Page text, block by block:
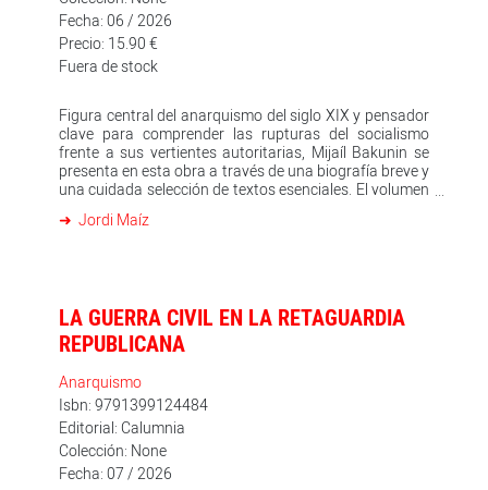
Fecha: 06 / 2026
Precio: 15.90 €
Fuera de stock
Figura central del anarquismo del siglo XIX y pensador
clave para comprender las rupturas del socialismo
frente a sus vertientes autoritarias, Mijaíl Bakunin se
presenta en esta obra a través de una biografía breve y
una cuidada selección de textos esenciales. El volumen
revolucionario que desafió las ortodoxias de su tiempo,
fundamentales como la crítica al Estado, el rechazo de
toda forma de jerarquía política, la importancia de la
acción colectiva espontánea, el papel del campesinado
en la revolución, la educación y la defensa de la libertad
individual como principio irrenunciable. El libro incluye
también estudios actualizados para quienes deseen
profundizar en el pensamiento bakuninista y su
persistente influencia en diversas tradiciones
emancipadoras. Mijaíl A. Bakunin (1814-1876) Nació
en la localidad rusa de Priamújino, en el seno de una
Jordi Maíz
LA GUERRA CIVIL EN LA RETAGUARDIA
REPUBLICANA
Anarquismo
Isbn: 9791399124484
Editorial: Calumnia
Colección: None
Fecha: 07 / 2026